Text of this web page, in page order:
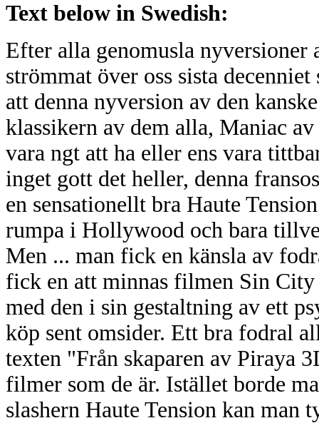
Text below in Swedish:
Efter alla genomusla nyversioner
strömmat över oss sista
att denna nyversion av den
klassikern av dem alla, Maniac
vara ngt att ha eller ens vara
inget gott det heller, denna
en sensationellt bra Haute
rumpa i Hollywood och bara
Men ... man fick en känsla av
fick en att minnas filmen Sin City
med den i sin gestaltning av ett
köp sent omsider. Ett bra fodral
texten "Från skaparen av Piraya
filmer som de är. Istället borde
slashern Haute Tension kan man